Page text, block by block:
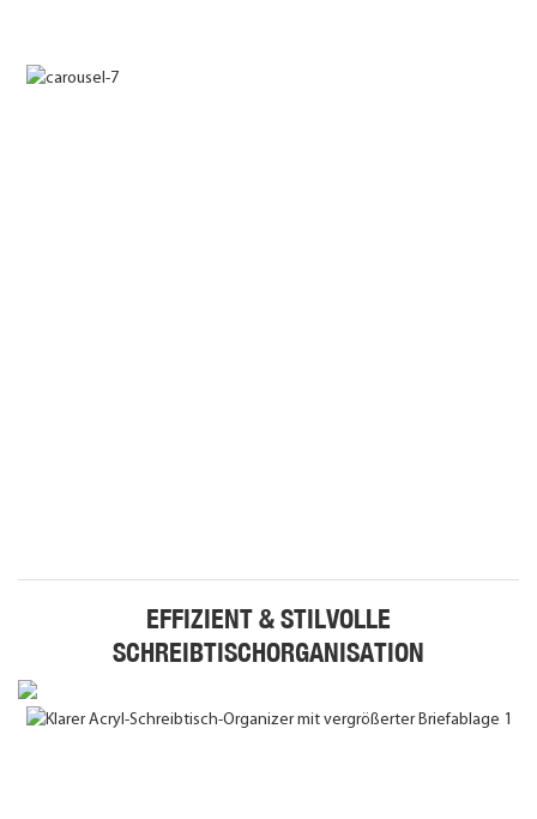
EFFIZIENT & STILVOLLE
SCHREIBTISCHORGANISATION